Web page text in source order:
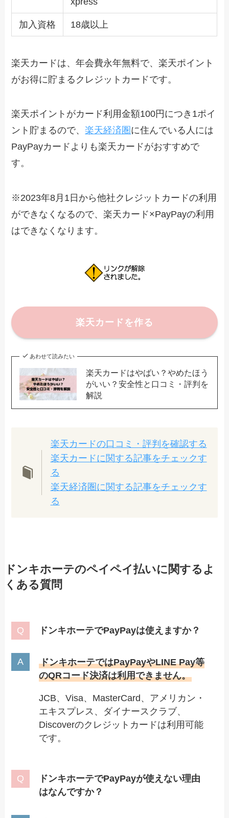
加入資格 18歳以上
楽天カードは、年会費永年無料で、楽天ポイント
がお得に貯まるクレジットカードです。
楽天ポイントがカード利用金額100円につき1ポイ
ント貯まるので、楽天経済圏 に住んでいる人には
PayPayカードよりも楽天カードがおすすめで
す。
※2023年8月1日から他社クレジットカードの利用
ができなくなるので、楽天カード×PayPayの利用
はできなくなります。
楽天カードを作る
あわせて読みたい
楽天カードはやばい？やめたほう
がいい？安全性と口コミ・評判を
解説
楽天カードの口コミ・評判を確認する
楽天カードに関する記事をチェックす
る
楽天経済圏に関する記事をチェックす
る
ドンキホーテのペイペイ払いに関するよ
くある質問
ドンキホーテでPayPayは使えますか？
ドンキホーテではPayPayやLINE Pay等
のQRコード決済は利用できません。
JCB、Visa、MasterCard、アメリカン・
エキスプレス、ダイナースクラブ、
Discoverのクレジットカードは利用可能
です。
ドンキホーテでPayPayが使えない理由
はなんですか？